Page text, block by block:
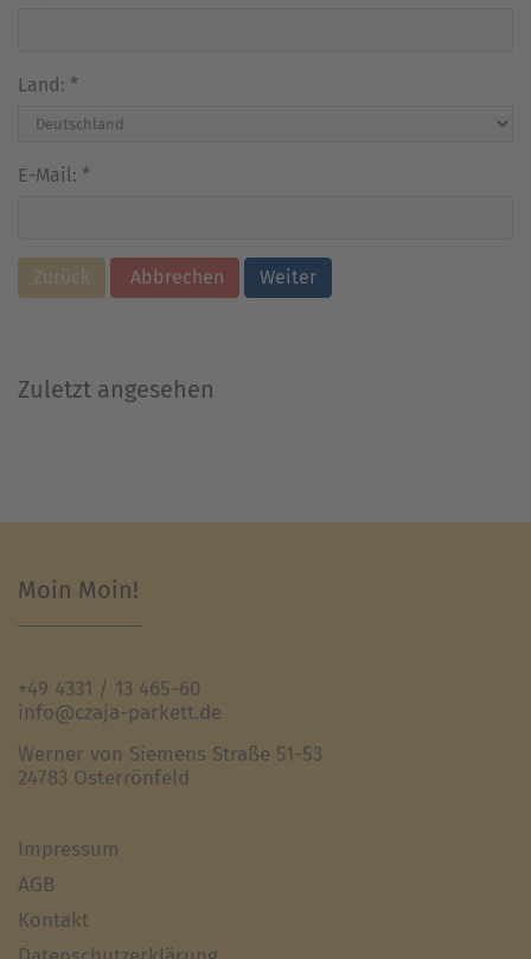
Land: *
E-Mail: *
Zurück Abbrechen Weiter
Zuletzt angesehen
Moin Moin!
+49 4331 / 13 465-60
info@czaja-parkett.de
Werner von Siemens Straße 51-53
24783 Osterrönfeld
Impressum
AGB
Kontakt